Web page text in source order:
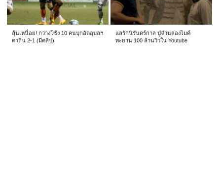
ลุ้นเหนื่อย! กว่างโซ้ง 10 คนบุกอัดอุบลฯ
คาถิ่น 2-1 (มีคลิป)
แลรักนิรันดร์กาล ปู่จ๋านลองไมค์
ทะยาน 100 ล้านวิวใน Youtube